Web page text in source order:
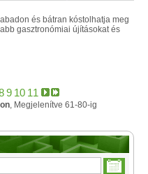
és bátran kóstolhatja meg
gasztronómiai újításokat és
9 10 11
, Megjelenítve 61-80-ig